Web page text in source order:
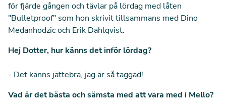
för fjärde gången och tävlar på lördag med låten
"Bulletproof" som hon skrivit tillsammans med Dino
Medanhodzic och Erik Dahlqvist.
Hej Dotter, hur känns det inför lördag?
- Det känns jättebra, jag är så taggad!
Vad är det bästa och sämsta med att vara med i Mello?